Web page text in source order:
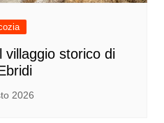
villaggio storico di
2026